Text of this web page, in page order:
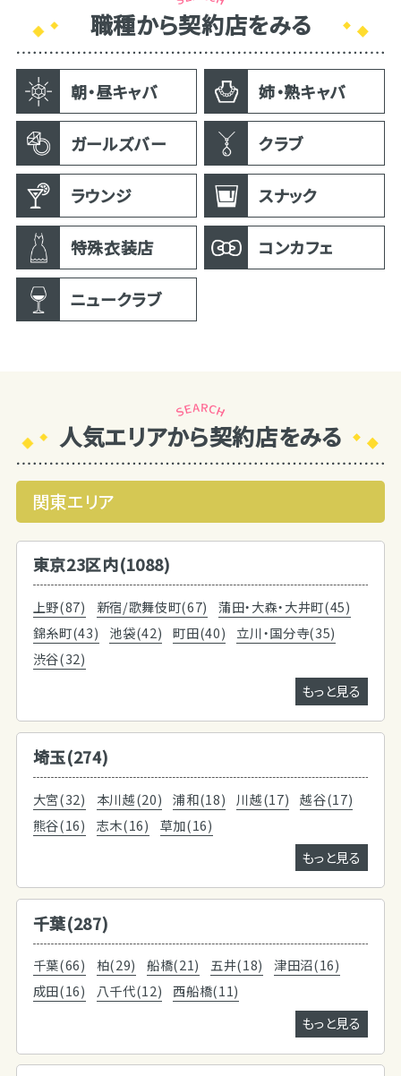
職種から契約店をみる
朝・昼キャバ 姉・熟キャバ
ガールズバー クラブ
ラウンジ スナック
特殊衣装店 コンカフェ
ニュークラブ
人気エリアから契約店をみる
関東エリア
東京23区内(1088)
上野(87) 新宿/歌舞伎町(67)
蒲田・大森・大井町(45)
錦糸町(43)
池袋(42) 町田(40)
立川・国分寺(35)
渋谷(32)
もっと見る
埼玉(274)
大宮(32) 本川越(20) 浦和(18) 川越(17)
越谷(17)
熊谷(16)
志木(16)
草加(16)
もっと見る
千葉(287)
千葉(66) 柏(29) 船橋(21) 五井(18)
津田沼(16)
成田(16)
八千代(12)
西船橋(11)
もっと見る